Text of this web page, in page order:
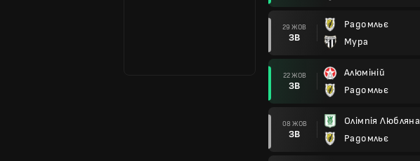
29 ЖОВ
ЗВ
Радомльє
Мура
22 ЖОВ
ЗВ
Алюміній
Радомльє
08 ЖОВ
ЗВ
Олімпія Любляна
Радомльє